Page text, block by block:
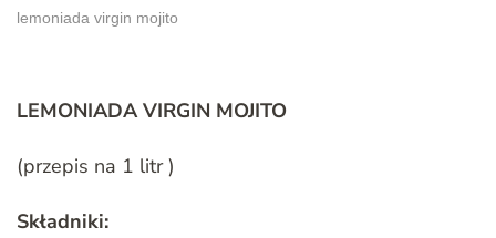
lemoniada virgin mojito
LEMONIADA VIRGIN MOJITO
(przepis na 1 litr )
Składniki: